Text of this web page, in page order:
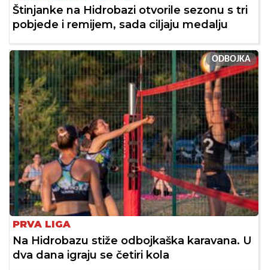
Štinjanke na Hidrobazi otvorile sezonu s tri
pobjede i remijem, sada ciljaju medalju
ODBOJKA
PRVA LIGA
Na Hidrobazu stiže odbojkaška karavana. U
dva dana igraju se četiri kola